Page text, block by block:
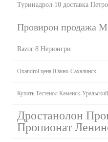
Туринадрол 10 доставка
Провирон продажа
Razor 8 Нерюнгри
Oxandrol цена Южно-Сахалинск
Купить Тестенол Каменск-Уральский
Дростанолон
Пропионат